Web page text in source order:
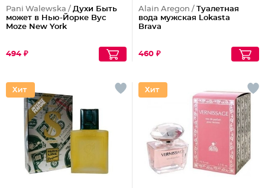
Pani Walewska / Духи Быть
может в Нью-Йорке Byc
Moze New York
494 ₽
Alain Aregon / Туалетная
вода мужская Lokasta
Brava
460 ₽